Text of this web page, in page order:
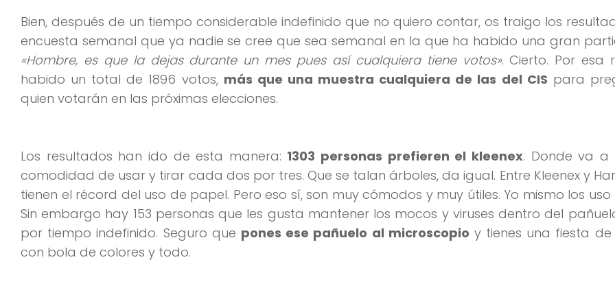
Bien, después de un tiempo considerable indefinido que no quiero contar, os traigo los
encuesta semanal que ya nadie se cree que sea semanal en la que ha habido una gran
«Hombre, es que la dejas durante un mes pues así cualquiera tiene votos». Cierto. Por esa
habido un total de 1896 votos, más que una muestra cualquiera de las del CIS para
quien votarán en las próximas elecciones.
Los resultados han ido de esta manera: 1303 personas prefieren el kleenex. Donde va
comodidad de usar y tirar cada dos por tres. Que se talan árboles, da igual. Entre Kleenex y
tienen el récord del uso de papel. Pero eso sí, son muy cómodos y muy útiles. Yo mismo los
Sin embargo hay 153 personas que les gusta mantener los mocos y viruses dentro del
por tiempo indefinido. Seguro que pones ese pañuelo al microscopio y tienes una fiesta de
con bola de colores y todo.